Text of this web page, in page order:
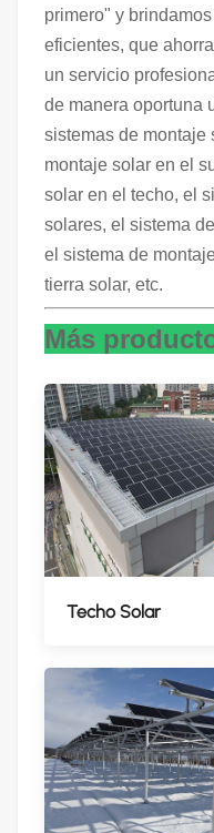
primero" y
eficientes, que
un servicio
de manera oportuna
sistemas de montaje
montaje solar en el
solar en el techo, el
solares, el sistema
el sistema de
tierra solar, etc.
Más
Techo Solar